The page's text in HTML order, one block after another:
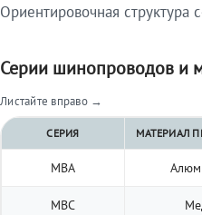
Ориентировочная структура
Серии шинопроводов и
Листайте вправо →
СЕРИЯ МАТЕРИАЛ
МВА
МВС